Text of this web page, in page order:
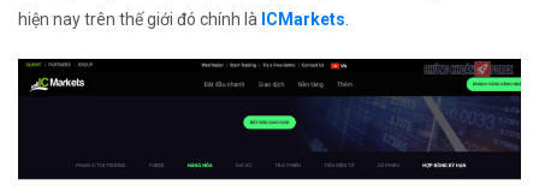
hiện nay trên thế giới đó chính là ICMarkets